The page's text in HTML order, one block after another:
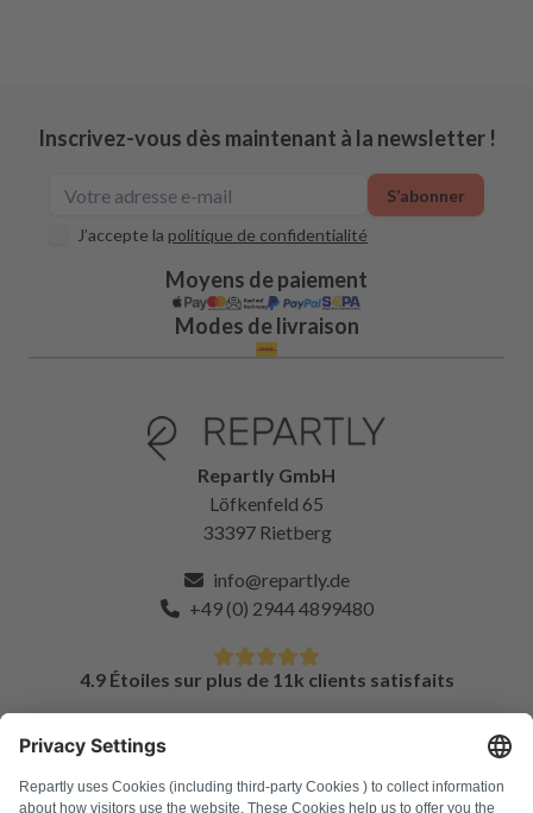
Inscrivez-vous dès maintenant à la newsletter !
J’accepte la politique de confidentialité
S’abonner
Moyens de paiement
Modes de livraison
Repartly GmbH
Löfkenfeld 65
33397 Rietberg
info@repartly.de
+49 (0) 2944 4899480
4.9 Étoiles sur plus de 11k clients satisfaits